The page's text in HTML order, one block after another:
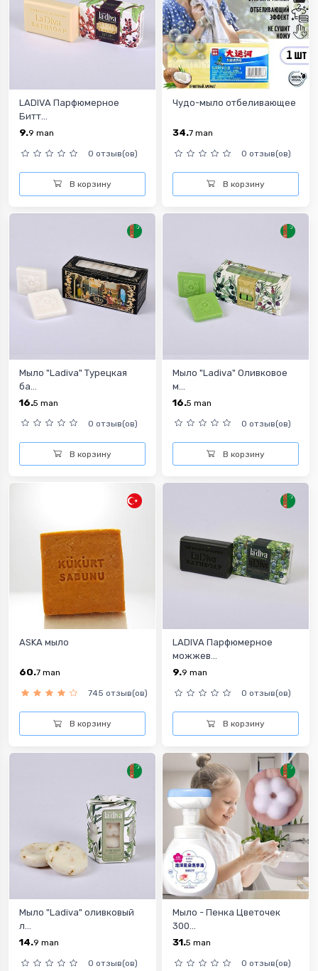
LADIVA Парфюмерное
Битт...
9.9 man
0 отзыв(ов)
В корзину
Чудо-мыло отбеливающее
34.7 man
0 отзыв(ов)
В корзину
Мыло "Ladiva" Турецкая
ба...
16.5 man
0 отзыв(ов)
В корзину
Мыло "Ladiva" Оливковое
м...
16.5 man
0 отзыв(ов)
В корзину
ASKA мыло
60.7 man
745 отзыв(ов)
В корзину
LADIVA Парфюмерное
можжев...
9.9 man
0 отзыв(ов)
В корзину
Мыло "Ladiva" оливковый
л...
14.9 man
0 отзыв(ов)
Мыло - Пенка Цветочек
300...
31.5 man
0 отзыв(ов)